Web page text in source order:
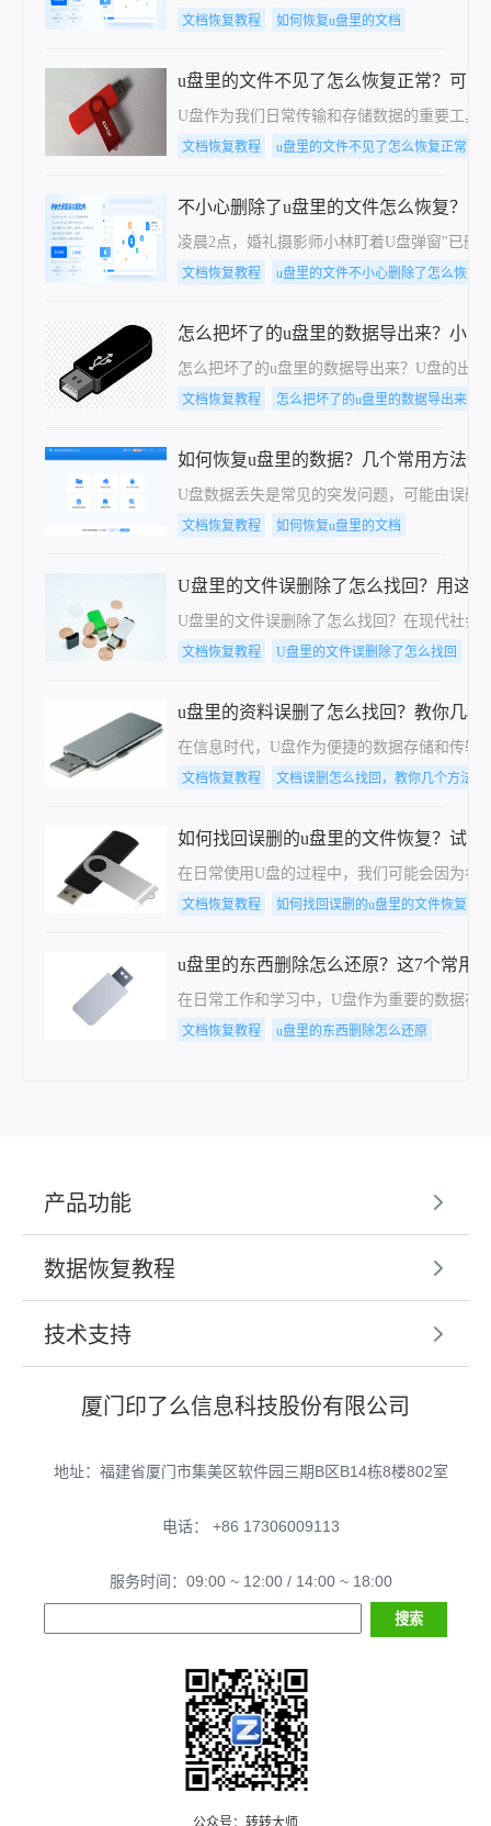
文档恢复教程 如何恢复u盘里的文档
u盘里的文件不见了怎么恢复正常？可以
U盘作为我们日常传输和存储数据的重要工具
文档恢复教程 u盘里的文件不见了怎么恢复正常
不小心删除了u盘里的文件怎么恢复？5
凌晨2点，婚礼摄影师小林盯着U盘弹窗"已
文档恢复教程 u盘里的文件不小心删除了怎么恢复
怎么把坏了的u盘里的数据导出来？小白
怎么把坏了的u盘里的数据导出来？U盘的出
文档恢复教程 怎么把坏了的u盘里的数据导出来
如何恢复u盘里的数据？几个常用方法详
U盘数据丢失是常见的突发问题，可能由误删
文档恢复教程 如何恢复u盘里的文档
U盘里的文件误删除了怎么找回？用这个
U盘里的文件误删除了怎么找回？在现代社会
文档恢复教程 U盘里的文件误删除了怎么找回
u盘里的资料误删了怎么找回？教你几
在信息时代，U盘作为便捷的数据存储和传输
文档恢复教程 文档误删怎么找回，教你几个方法
如何找回误删的u盘里的文件恢复？试试
在日常使用U盘的过程中，我们可能会因为各
文档恢复教程 如何找回误删的u盘里的文件恢复
u盘里的东西删除怎么还原？这7个常用
在日常工作和学习中，U盘作为重要的数据存
文档恢复教程 u盘里的东西删除怎么还原
产品功能
数据恢复教程
技术支持
厦门印了么信息科技股份有限公司
地址：福建省厦门市集美区软件园三期B区B14栋8楼802室
电话： +86 17306009113
服务时间：09:00 ~ 12:00 / 14:00 ~ 18:00
公众号：转转大师